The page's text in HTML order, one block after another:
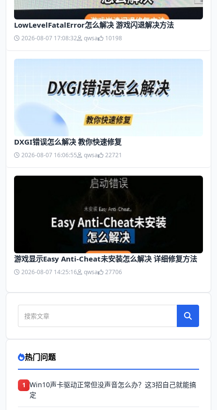
LowLevelFatalError怎么解决 游戏闪退解决方法
2026-08-07 17:08:32 qwsa 10198
DXGI错误怎么解决 教你快速修复
2026-08-07 16:06:55 qwsa 22721
游戏显示Easy Anti-Cheat未安装怎么解决 详细修复方法
2026-08-07 14:25:16 qwsa 27706
热门问题
1 Win10声卡驱动正常但没声音怎么办？这3招自己就能搞
定